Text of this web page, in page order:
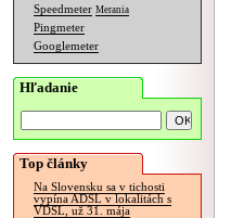
Speedmeter Merania
Pingmeter
Googlemeter
Hľadanie
Top články
Na Slovensku sa v tichosti
vypína ADSL v lokalitách s
VDSL, už 31. mája